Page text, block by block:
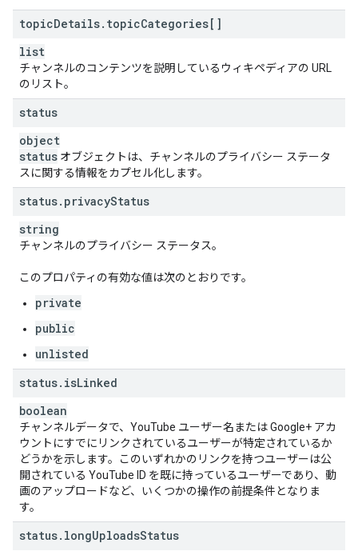
topicDetails. topicCategories[]
list
チャンネルのコンテンツを説明しているウィキペディアの URL
のリスト。
status
object
status オブジェクトは、チャンネルのプライバシー ステータ
スに関する情報をカプセル化します。
status. privacyStatus
string
チャンネルのプライバシー ステータス。
このプロパティの有効な値は次のとおりです。
private
public
unlisted
status. isLinked
boolean
チャンネルデータで、YouTube ユーザー名または Google+ アカ
ウントにすでにリンクされているユーザーが特定されているか
どうかを示します。このいずれかのリンクを持つユーザーは公
開されている YouTube ID を既に持っているユーザーであり、動
画のアップロードなど、いくつかの操作の前提条件となりま
す。
status. longUploadsStatus